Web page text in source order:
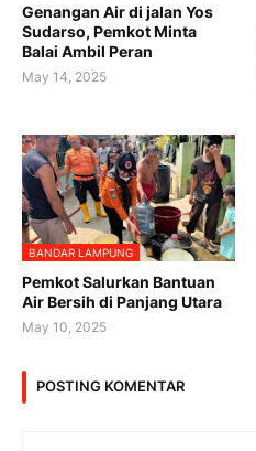
Genangan Air di jalan Yos
Sudarso, Pemkot Minta
Balai Ambil Peran
May 14, 2025
BANDAR LAMPUNG
Pemkot Salurkan Bantuan
Air Bersih di Panjang Utara
May 10, 2025
POSTING KOMENTAR